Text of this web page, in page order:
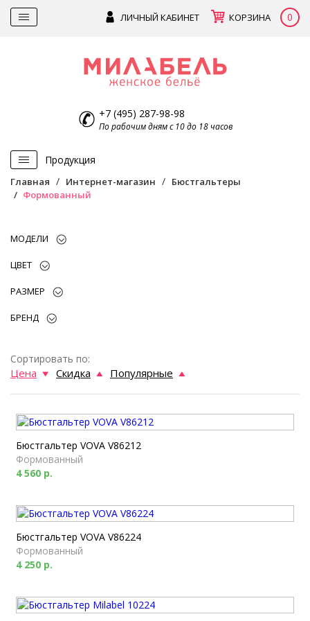
ЛИЧНЫЙ КАБИНЕТ КОРЗИНА 0
+7 (495) 287-98-98
По рабочим дням с 10 до 18 часов
Продукция
Главная Интернет-магазин
Бюстгальтеры
Формованный
МОДЕЛИ
ЦВЕТ
РАЗМЕР
БРЕНД
Сортировать по:
Цена Скидка Популярные
Бюстгальтер VOVA V86212
Формованный
4 560 р.
Бюстгальтер VOVA V86224
Формованный
4 250 р.